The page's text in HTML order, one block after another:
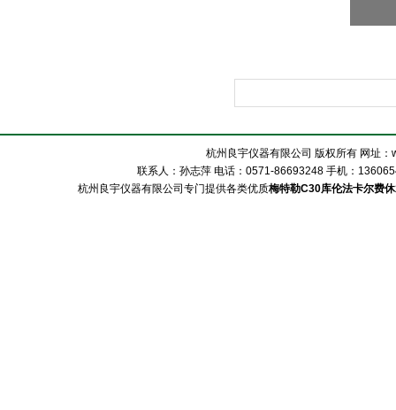
杭州良宇仪器有限公司 版权所有 网址
联系人：孙志萍 电话：0571-86693248 手机：
杭州良宇仪器有限公司专门提供各类优质梅特勒C30库伦法卡尔费